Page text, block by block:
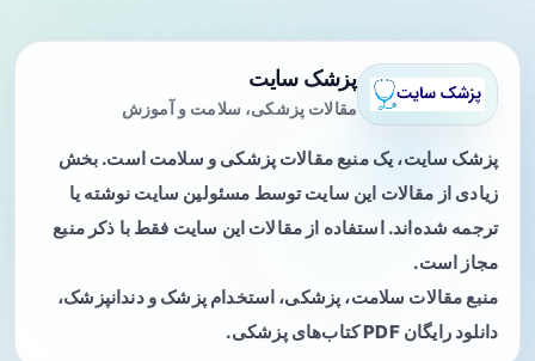
پزشک سایت
مقالات پزشکی، سلامت و آموزش
پزشک سایت، یک منبع مقالات پزشکی و سلامت است. بخش
زیادی از مقالات این سایت توسط مسئولین سایت نوشته یا
ترجمه شده‌اند. استفاده از مقالات این سایت فقط با ذکر منبع
مجاز است.
منبع مقالات سلامت، پزشکی، استخدام پزشک و دندانپزشک،
دانلود رایگان PDF کتاب‌های پزشکی.